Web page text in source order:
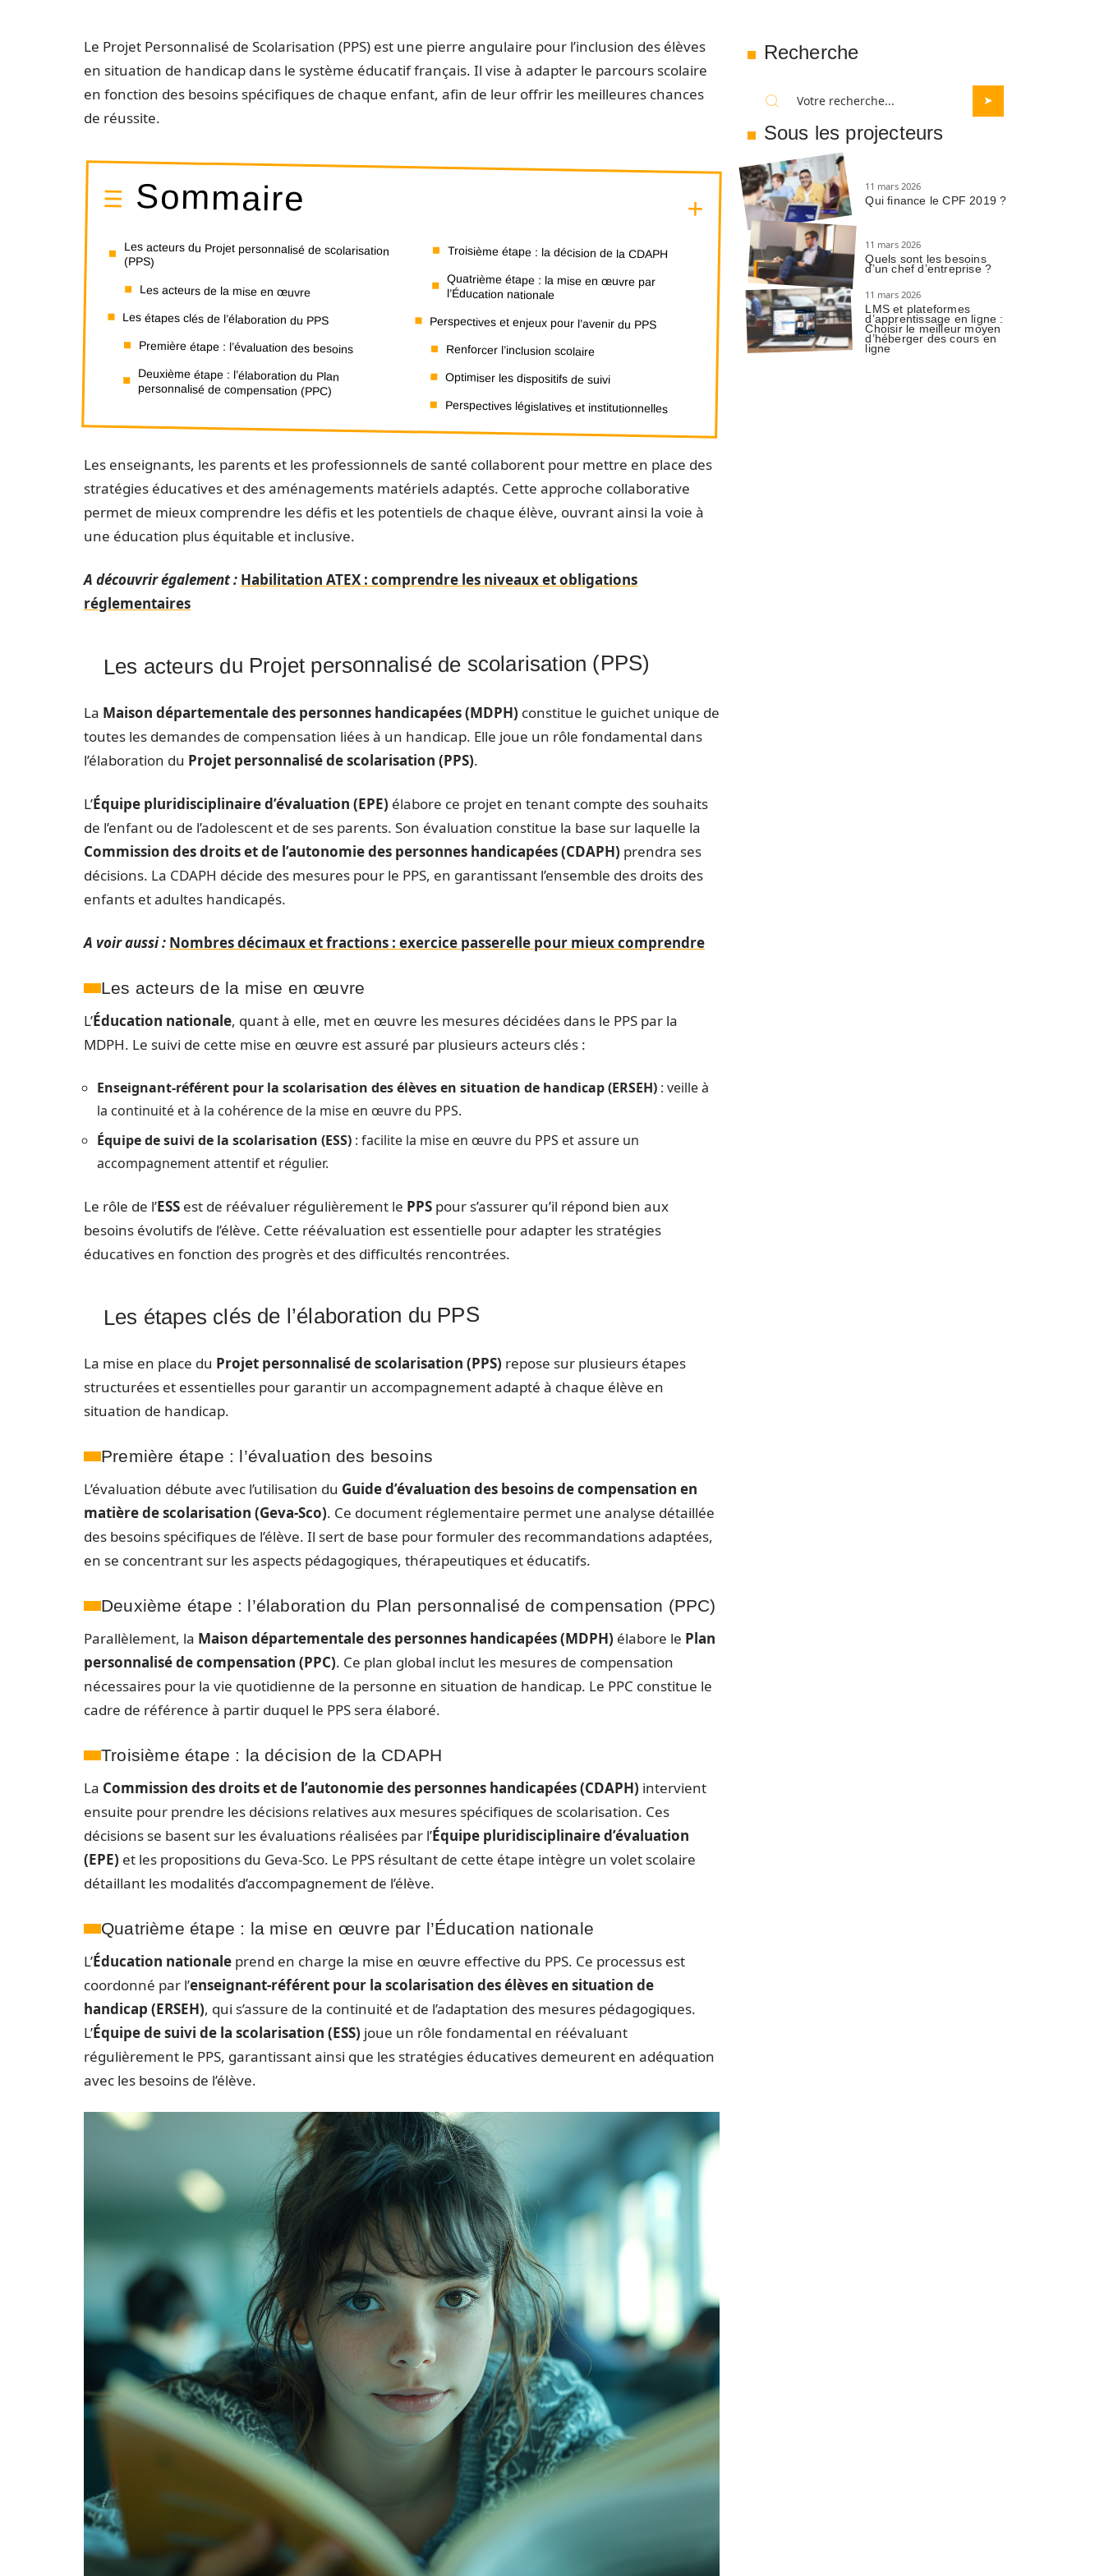
Le Projet Personnalisé de Scolarisation (PPS) est une pierre angulaire pour l’inclusion des élèves
en situation de handicap dans le système éducatif français. Il vise à adapter le parcours scolaire
en fonction des besoins spécifiques de chaque enfant, afin de leur offrir les meilleures chances
de réussite.
Sommaire
Les acteurs du Projet personnalisé de scolarisation
(PPS)
Les acteurs de la mise en œuvre
Les étapes clés de l’élaboration du PPS
Première étape : l’évaluation des besoins
Deuxième étape : l’élaboration du Plan
personnalisé de compensation (PPC)
Troisième étape : la décision de la CDAPH
Quatrième étape : la mise en œuvre par
l’Éducation nationale
Perspectives et enjeux pour l’avenir du PPS
Renforcer l’inclusion scolaire
Optimiser les dispositifs de suivi
Perspectives législatives et institutionnelles
Les enseignants, les parents et les professionnels de santé collaborent pour mettre en place des
stratégies éducatives et des aménagements matériels adaptés. Cette approche collaborative
permet de mieux comprendre les défis et les potentiels de chaque élève, ouvrant ainsi la voie à
une éducation plus équitable et inclusive.
A découvrir également : Habilitation ATEX : comprendre les niveaux et obligations
réglementaires
Les acteurs du Projet personnalisé de scolarisation (PPS)
La Maison départementale des personnes handicapées (MDPH) constitue le guichet unique de
toutes les demandes de compensation liées à un handicap. Elle joue un rôle fondamental dans
l’élaboration du Projet personnalisé de scolarisation (PPS).
L’Équipe pluridisciplinaire d’évaluation (EPE) élabore ce projet en tenant compte des souhaits
de l’enfant ou de l’adolescent et de ses parents. Son évaluation constitue la base sur laquelle la
Commission des droits et de l’autonomie des personnes handicapées (CDAPH) prendra ses
décisions. La CDAPH décide des mesures pour le PPS, en garantissant l’ensemble des droits des
enfants et adultes handicapés.
A voir aussi : Nombres décimaux et fractions : exercice passerelle pour mieux comprendre
Les acteurs de la mise en œuvre
L’Éducation nationale, quant à elle, met en œuvre les mesures décidées dans le PPS par la
MDPH. Le suivi de cette mise en œuvre est assuré par plusieurs acteurs clés :
Enseignant-référent pour la scolarisation des élèves en situation de handicap (ERSEH) : veille à
la continuité et à la cohérence de la mise en œuvre du PPS.
Équipe de suivi de la scolarisation (ESS) : facilite la mise en œuvre du PPS et assure un
accompagnement attentif et régulier.
Le rôle de l’ESS est de réévaluer régulièrement le PPS pour s’assurer qu’il répond bien aux
besoins évolutifs de l’élève. Cette réévaluation est essentielle pour adapter les stratégies
éducatives en fonction des progrès et des difficultés rencontrées.
Les étapes clés de l’élaboration du PPS
La mise en place du Projet personnalisé de scolarisation (PPS) repose sur plusieurs étapes
structurées et essentielles pour garantir un accompagnement adapté à chaque élève en
situation de handicap.
Première étape : l’évaluation des besoins
L’évaluation débute avec l’utilisation du Guide d’évaluation des besoins de compensation en
matière de scolarisation (Geva-Sco). Ce document réglementaire permet une analyse détaillée
des besoins spécifiques de l’élève. Il sert de base pour formuler des recommandations adaptées,
en se concentrant sur les aspects pédagogiques, thérapeutiques et éducatifs.
Deuxième étape : l’élaboration du Plan personnalisé de compensation (PPC)
Parallèlement, la Maison départementale des personnes handicapées (MDPH) élabore le Plan
personnalisé de compensation (PPC). Ce plan global inclut les mesures de compensation
nécessaires pour la vie quotidienne de la personne en situation de handicap. Le PPC constitue le
cadre de référence à partir duquel le PPS sera élaboré.
Troisième étape : la décision de la CDAPH
La Commission des droits et de l’autonomie des personnes handicapées (CDAPH) intervient
ensuite pour prendre les décisions relatives aux mesures spécifiques de scolarisation. Ces
décisions se basent sur les évaluations réalisées par l’Équipe pluridisciplinaire d’évaluation
(EPE) et les propositions du Geva-Sco. Le PPS résultant de cette étape intègre un volet scolaire
détaillant les modalités d’accompagnement de l’élève.
Quatrième étape : la mise en œuvre par l’Éducation nationale
L’Éducation nationale prend en charge la mise en œuvre effective du PPS. Ce processus est
coordonné par l’enseignant-référent pour la scolarisation des élèves en situation de
handicap (ERSEH), qui s’assure de la continuité et de l’adaptation des mesures pédagogiques.
L’Équipe de suivi de la scolarisation (ESS) joue un rôle fondamental en réévaluant
régulièrement le PPS, garantissant ainsi que les stratégies éducatives demeurent en adéquation
avec les besoins de l’élève.
Recherche
Sous les projecteurs
11 mars 2026
Qui finance le CPF 2019 ?
11 mars 2026
Quels sont les besoins
d’un chef d’entreprise ?
11 mars 2026
LMS et plateformes
d’apprentissage en ligne :
Choisir le meilleur moyen
d’héberger des cours en
ligne